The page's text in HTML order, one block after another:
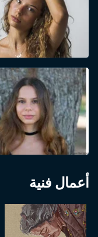
أعمال فنية